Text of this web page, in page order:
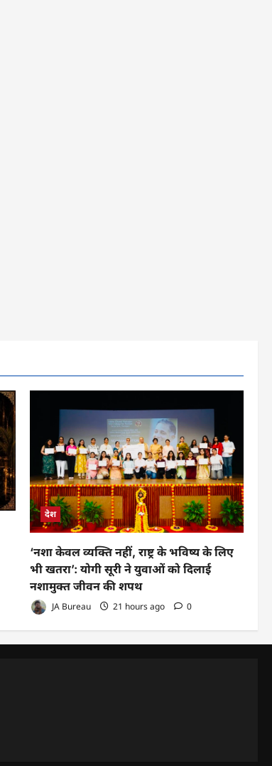
देश
‘नशा केवल व्यक्ति नहीं, राष्ट्र के भविष्य के लिए
भी खतरा’: योगी सूरी ने युवाओं को दिलाई
नशामुक्त जीवन की शपथ
JA Bureau 21 hours ago 0